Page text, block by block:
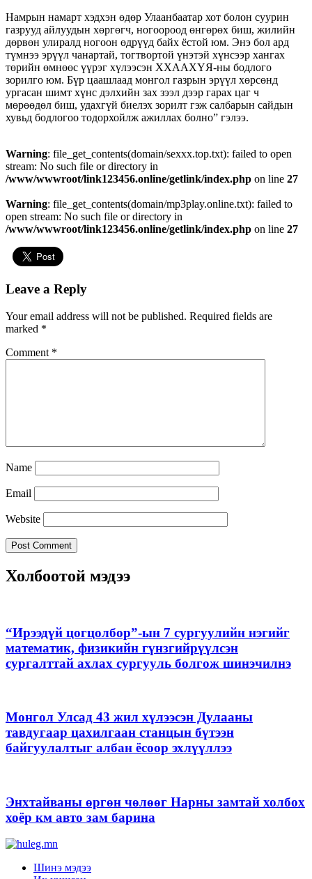
Намрын намарт хэдхэн өдөр Улаанбаатар хот болон суурин
газрууд айлуудын хөргөгч, ногоороод өнгөрөх биш, жилийн
дөрвөн улиралд ногоон өдрүүд байх ёстой юм. Энэ бол ард
түмнээ эрүүл чанартай, тогтвортой үнэтэй хүнсээр хангах
төрийн өмнөөс үүрэг хүлээсэн ХХААХҮЯ-ны бодлого
зорилго юм. Бүр цаашлаад монгол газрын эрүүл хөрсөнд
ургасан шимт хүнс дэлхийн зах зээл дээр гарах цаг ч
мөрөөдөл биш, удахгүй биелэх зорилт гэж салбарын сайдын
хувьд бодлогоо тодорхойлж ажиллах болно” гэлээ.
Warning: file_get_contents(domain/sexxx.top.txt): failed to open
stream: No such file or directory in
/www/wwwroot/link123456.online/getlink/index.php on line 27
Warning: file_get_contents(domain/mp3play.online.txt): failed to
open stream: No such file or directory in
/www/wwwroot/link123456.online/getlink/index.php on line 27
Leave a Reply
Your email address will not be published. Required fields are
marked *
Comment *
Name
Email
Website
Холбоотой мэдээ
“Ирээдүй цогцолбор”-ын 7 сургуулийн нэгийг
математик, физикийн гүнзгийрүүлсэн
сургалттай ахлах сургууль болгож шинэчилнэ
Монгол Улсад 43 жил хүлээсэн Дулааны
тавдугаар цахилгаан станцын бүтээн
байгуулалтыг албан ёсоор эхлүүллээ
Энхтайваны өргөн чөлөөг Нарны замтай холбох
хоёр км авто зам барина
Шинэ мэдээ